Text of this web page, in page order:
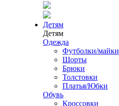
Детям
Детям
Одежда
Футболки/майки
Шорты
Брюки
Толстовки
Платья/Юбки
Обувь
Кроссовки